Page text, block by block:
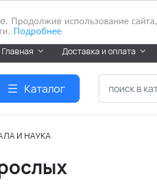
использование
Подробнее
Главная Доставка и оплата
Каталог
И НАУКА